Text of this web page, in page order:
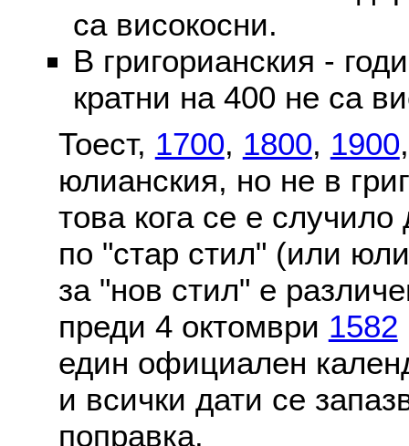
са високосни.
В григорианския -
кратни на 400 не са
Тоест, 1700, 1800, 1900
юлианския, но не в
това кога се е
по "стар стил" (или
за "нов стил" е
преди 4 октомври 1582
един официален
и всички дати се
поправка.